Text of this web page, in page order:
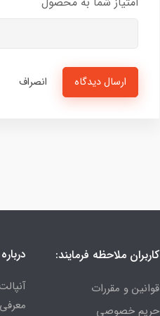
ارسال دیدگاه انصراف
کاربران ملاحظه فرمایند:
قوانین و مقررات
حریم خصوصی